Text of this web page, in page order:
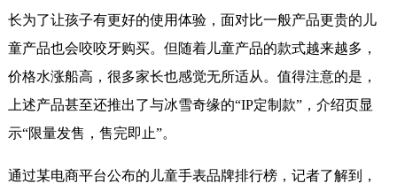
长为了让孩子有更好的使用体验，面对比一般产品更贵的儿
童产品也会咬咬牙购买。但随着儿童产品的款式越来越多，
价格水涨船高，很多家长也感觉无所适从。值得注意的是，
上述产品甚至还推出了与冰雪奇缘的“IP定制款”，介绍页显
示“限量发售，售完即止”。
通过某电商平台公布的儿童手表品牌排行榜，记者了解到，